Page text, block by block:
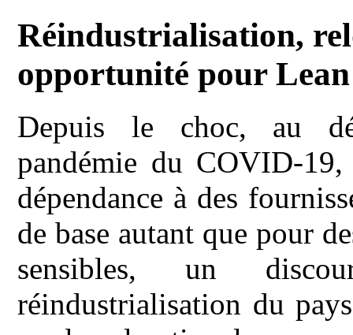
Réindustrialisation,
opportunité pour
Depuis le choc, au
pandémie du COVID-
dépendance à des
de base autant que pour
sensibles, un
réindustrialisation du